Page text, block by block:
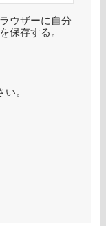
ウザーに自分
保存する。
。